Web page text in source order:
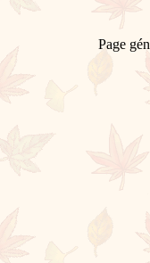
Page